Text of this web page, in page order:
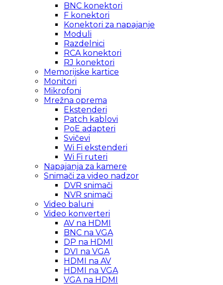
BNC konektori
F konektori
Konektori za napajanje
Moduli
Razdelnici
RCA konektori
RJ konektori
Memorijske kartice
Monitori
Mikrofoni
Mrežna oprema
Ekstenderi
Patch kablovi
PoE adapteri
Svičevi
Wi Fi ekstenderi
Wi Fi ruteri
Napajanja za kamere
Snimači za video nadzor
DVR snimači
NVR snimači
Video baluni
Video konverteri
AV na HDMI
BNC na VGA
DP na HDMI
DVI na VGA
HDMI na AV
HDMI na VGA
VGA na HDMI